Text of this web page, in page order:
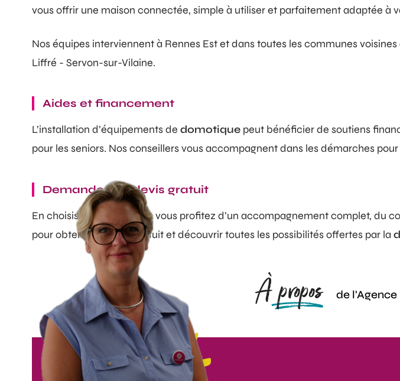
vous offrir une maison connectée, simple à utiliser et parfaitement adaptée à
Nos équipes interviennent à Rennes Est et dans toutes les communes
Liffré - Servon-sur-Vilaine.
Aides et financement
L’installation d’équipements de domotiquepeut bénéficier de soutiens
pour les seniors. Nos conseillers vous accompagnent dans les démarches
Demandez un devis gratuit
En choisissant DOMetVIE, vous profitez d’un accompagnement complet, du
pour obtenir un devis gratuit et découvrir toutes les possibilités offertes par la
À propos de l'Agence